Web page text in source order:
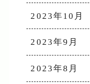
2023年10月
2023年9月
2023年8月